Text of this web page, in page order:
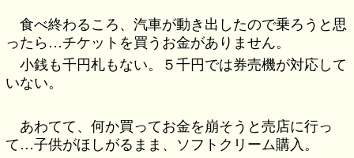
食べ終わるころ、汽車が動き出したので乗ろうと思
ったら…チケットを買うお金がありません。
小銭も千円札もない。５千円では券売機が対応して
いない。
あわてて、何か買ってお金を崩そうと売店に行っ
て…子供がほしがるまま、ソフトクリーム購入。